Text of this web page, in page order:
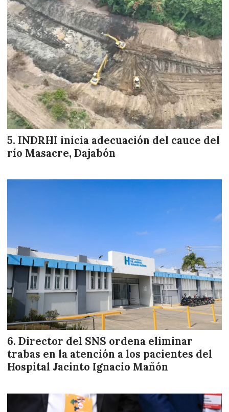
INDRHI inicia adecuación del cauce del
río Masacre, Dajabón
Director del SNS ordena eliminar
trabas en la atención a los pacientes del
Hospital Jacinto Ignacio Mañón